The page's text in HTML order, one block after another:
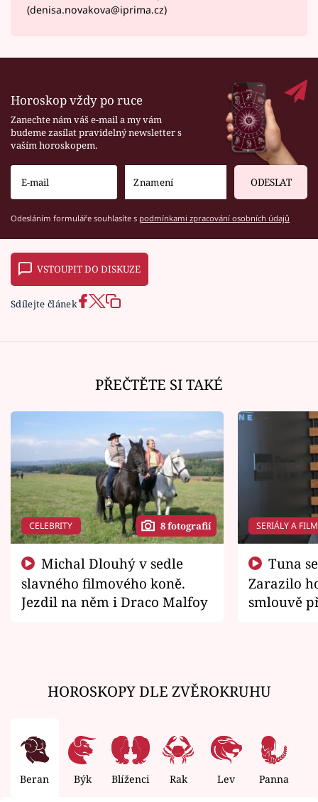
(denisa.novakova@iprima.cz)
Horoskop vždy po ruce
Zanechte nám váš e-mail a my vám
budeme zasílat pravidelný newsletter s
vaším horoskopem.
ODESLAT
Odesláním formuláře souhlasíte s podmínkami zpracování osobních údajů
VSTOUPIT DO DISKUZE
Sdílejte článek
PŘEČTĚTE SI TAKÉ
CELEBRITY 8 fotografií
slavného filmového koně.
Jezdil na něm i Draco Malfoy
SERIÁLY A
Zarazilo
smlouvě
HOROSKOPY DLE ZVĚROKRUHU
Beran Býk Blíženci Rak Lev Panna